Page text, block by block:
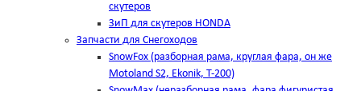
скутеров
ЗиП для скутеров HONDA
Запчасти для Снегоходов
SnowFox (разборная рама, круглая фара, он же
Motoland S2, Ekonik, T-200)